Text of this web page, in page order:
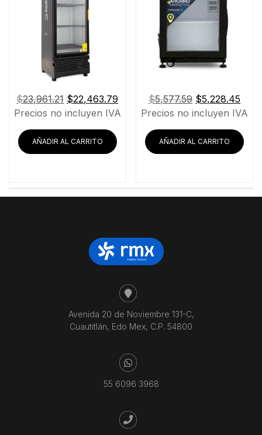
$23,961.21 El
precio
era:
$23,961.21.
$22,463.79
precio
$22,463.79.
Precios no incluyen IVA
AÑADIR AL CARRITO
$5,577.59 El
precio
era:
$5,577.59.
$5,228.45
es:
Precios no incluyen IVA
AÑADIR AL CARRITO
Avenida 20 de Noviembre 131-C,
Cuautitlán, Edo Mex, C.P. 54800
55 6096 3968